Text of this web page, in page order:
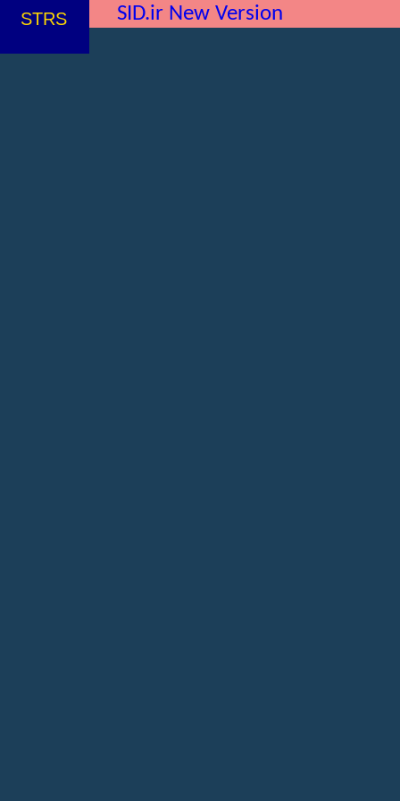
SID.ir New Version
STRS